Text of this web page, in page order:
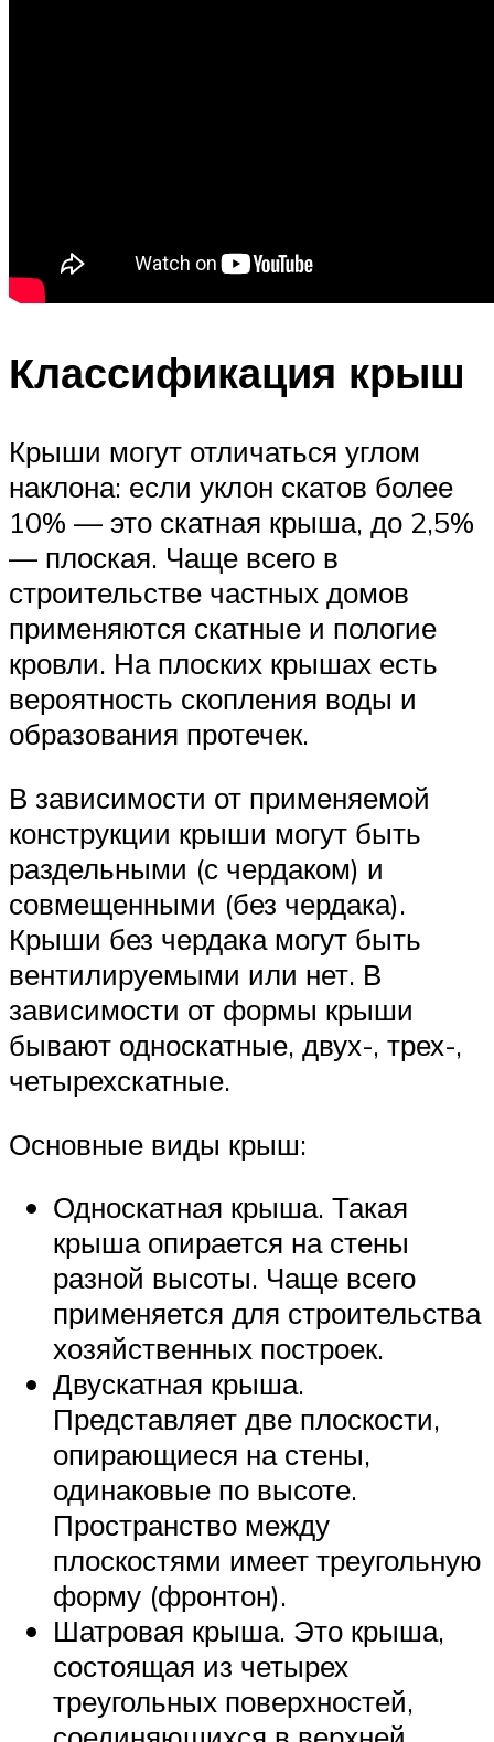
Классификация крыш
Крыши могут отличаться углом
наклона: если уклон скатов более
10% — это скатная крыша, до 2,5%
— плоская. Чаще всего в
строительстве частных домов
применяются скатные и пологие
кровли. На плоских крышах есть
вероятность скопления воды и
образования протечек.
В зависимости от применяемой
конструкции крыши могут быть
раздельными (с чердаком) и
совмещенными (без чердака).
Крыши без чердака могут быть
вентилируемыми или нет. В
зависимости от формы крыши
бывают односкатные, двух-, трех-,
четырехскатные.
Основные виды крыш:
Односкатная крыша. Такая
крыша опирается на стены
разной высоты. Чаще всего
применяется для строительства
хозяйственных построек.
Двускатная крыша.
Представляет две плоскости,
опирающиеся на стены,
одинаковые по высоте.
Пространство между
плоскостями имеет треугольную
форму (фронтон).
Шатровая крыша. Это крыша,
состоящая из четырех
треугольных поверхностей,